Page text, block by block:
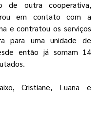
de outra cooperativa,
em contato com a
e contratou os serviços
para uma unidade de
então já somam 14
Cristiane, Luana e